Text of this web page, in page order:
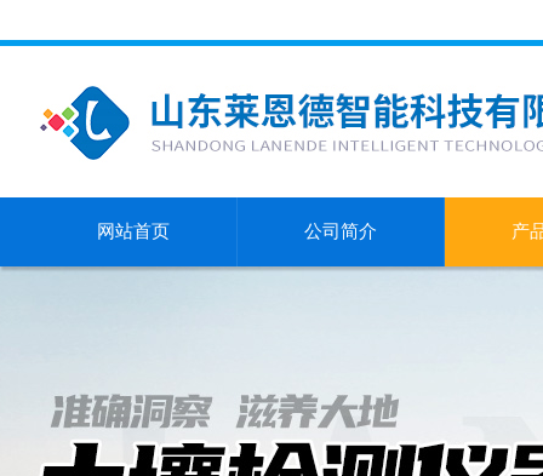
网站首页 公司简介 产